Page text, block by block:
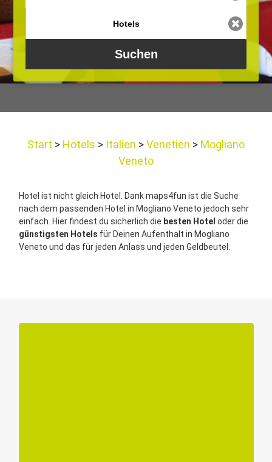
Start Hotels Italien Venetien
Mogliano
Veneto
Hotel ist nicht gleich Hotel. Dank maps4fun ist die Suche
nach dem passenden Hotel in Mogliano Veneto jedoch sehr
einfach. Hier findest du sicherlich die besten Hotel oder die
günstigsten Hotels für Deinen Aufenthalt in Mogliano
Veneto und das für jeden Anlass und jeden Geldbeutel.